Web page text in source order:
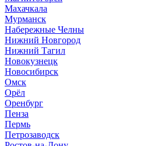
Махачкала
Мурманск
Набережные Челны
Нижний Новгород
Нижний Тагил
Новокузнецк
Новосибирск
Омск
Орёл
Оренбург
Пенза
Пермь
Петрозаводск